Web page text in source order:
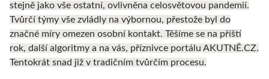
stejně jako vše ostatní, ovlivněna celosvětovou pandemií.
Tvůrčí týmy vše zvládly na výbornou, přestože byl do
značné míry omezen osobní kontakt. Těšíme se na příští
rok, další algoritmy a na vás, příznivce portálu AKUTNĚ.CZ.
Tentokrát snad již v tradičním tvůrčím procesu.